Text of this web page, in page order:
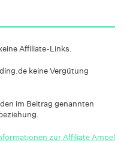
Affiliate-Links.
keine Vergütung
im Beitrag genannten
zur Affiliate Ampel